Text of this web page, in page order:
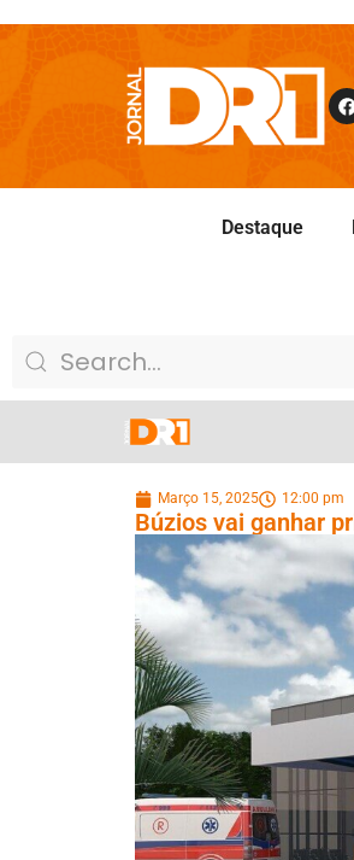
Destaque
Março 15, 2025 12:00 pm
Búzios vai ganhar